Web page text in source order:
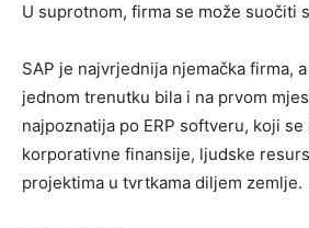
U suprotnom, firma se može suočiti
SAP je najvrjednija njemačka firma,
jednom trenutku bila i na prvom
najpoznatija po ERP softveru, koji
korporativne finansije, ljudske
projektima u tvrtkama diljem zemlje.